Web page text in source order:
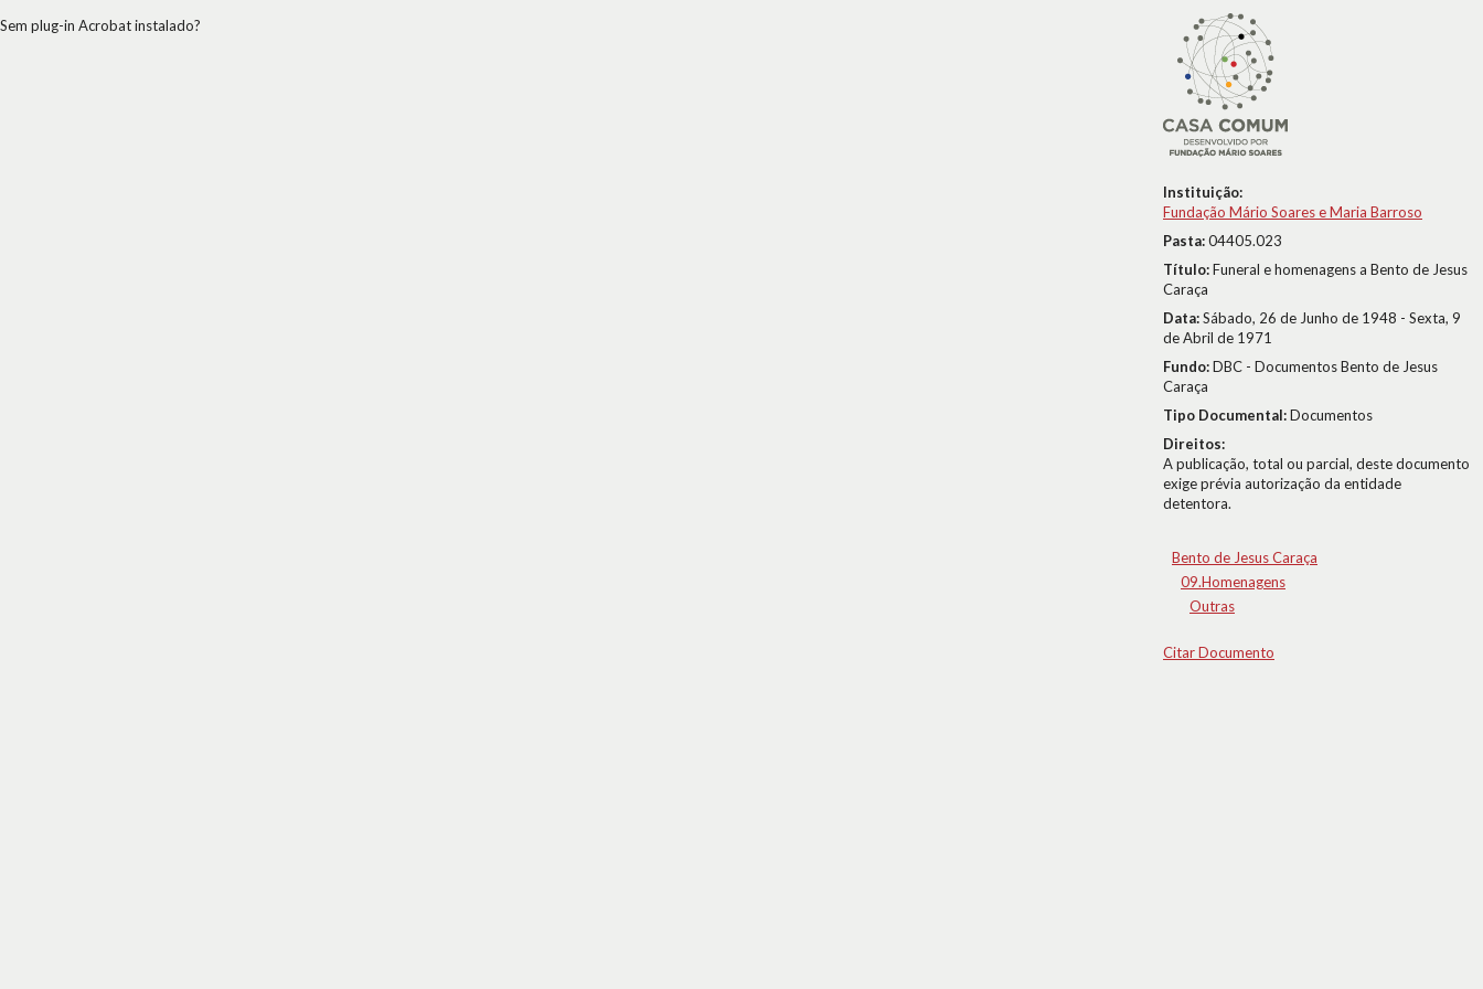
Instituição:
Fundação Mário Soares e Maria Barroso
Pasta:04405.023
Título:Funeral e homenagens a Bento de Jesus
Caraça
Data:Sábado, 26 de Junho de 1948 - Sexta, 9
de Abril de 1971
Fundo:DBC - Documentos Bento de Jesus
Caraça
Tipo Documental:Documentos
Direitos:
A publicação, total ou parcial, deste documento
exige prévia autorização da entidade
detentora.
Bento de Jesus Caraça
09.Homenagens
Outras
Citar Documento
Sem plug-in Acrobat instalado?